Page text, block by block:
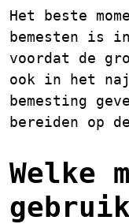
Het beste
bemesten is
voordat de
ook in het
bemesting
bereiden op
Welke